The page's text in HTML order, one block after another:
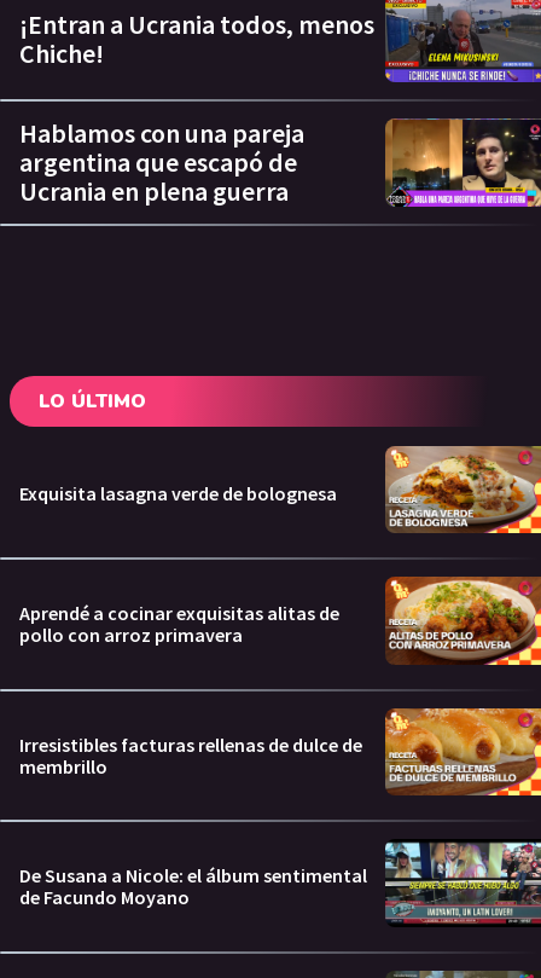
¡Entran a Ucrania todos, menos
Chiche!
Hablamos con una pareja
argentina que escapó de
Ucrania en plena guerra
LO ÚLTIMO
Exquisita lasagna verde de bolognesa
Aprendé a cocinar exquisitas alitas de
pollo con arroz primavera
Irresistibles facturas rellenas de dulce de
membrillo
De Susana a Nicole: el álbum sentimental
de Facundo Moyano